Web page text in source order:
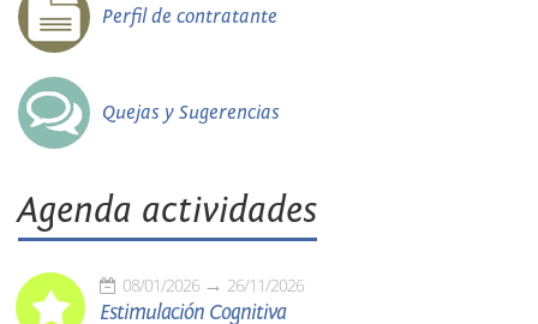
Perfil de contratante
Quejas y Sugerencias
Agenda actividades
08/01/2026 26/11/2026
Estimulación Cognitiva